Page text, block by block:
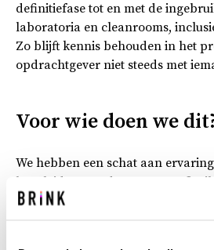
definitiefase tot en met de
laboratoria en cleanrooms,
Zo blijft kennis behouden in het
opdrachtgever niet steeds met
Voor wie doen we
We hebben een schat aan
begeleiden van duurzame en
zowel onderzoeks- als